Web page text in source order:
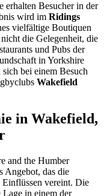
erhalten Besucher in der
wird im Ridings
vielfältige Boutiquen
die Gelegenheit, die
und Pubs der
in Yorkshire
bei einem Besuch
Wakefield
in Wakefield,
and the Humber
Angebot, das die
vereint. Die
Lage in einem der